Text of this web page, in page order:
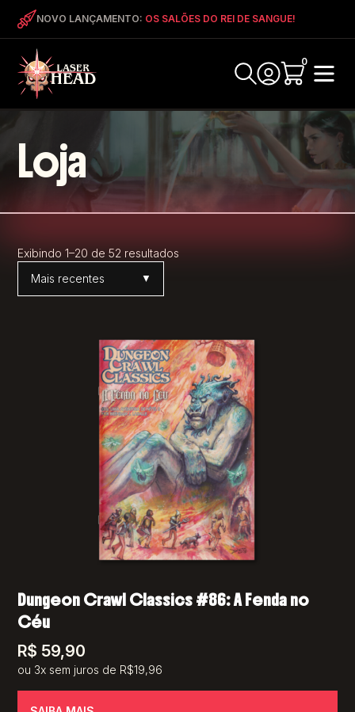
NOVO LANÇAMENTO: OS SALÕES DO REI DE SANGUE!
0
Loja
Exibindo 1–20 de 52 resultados
Ordenar por
Dungeon Crawl Classics #86: A Fenda no
Céu
R$ 59,90
ou 3x sem juros de R$19,96